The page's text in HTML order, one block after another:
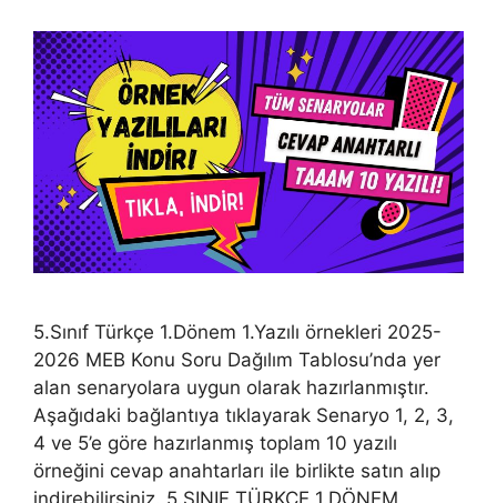
5.Sınıf Türkçe 1.Dönem 1.Yazılı örnekleri 2025-
2026 MEB Konu Soru Dağılım Tablosu’nda yer
alan senaryolara uygun olarak hazırlanmıştır.
Aşağıdaki bağlantıya tıklayarak Senaryo 1, 2, 3,
4 ve 5’e göre hazırlanmış toplam 10 yazılı
örneğini cevap anahtarları ile birlikte satın alıp